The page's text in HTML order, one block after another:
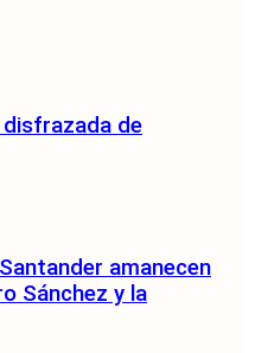
disfrazada de
amanecen
Sánchez y la